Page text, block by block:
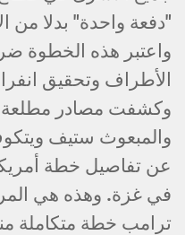
"دفعة واحدة" بدلا من
واعتبر هذه الخطوة
الأطراف وتحقيق
وكشفت مصادر
والمبعوث ستيف
عن تفاصيل خطة
في غزة. وهذه هي
ترامب خطة متكاملة